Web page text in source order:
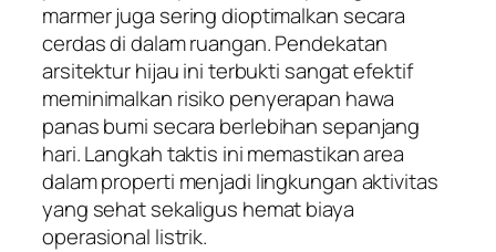
marmer juga sering dioptimalkan secara
cerdas di dalam ruangan. Pendekatan
arsitektur hijau ini terbukti sangat efektif
meminimalkan risiko penyerapan hawa
panas bumi secara berlebihan sepanjang
hari. Langkah taktis ini memastikan area
dalam properti menjadi lingkungan aktivitas
yang sehat sekaligus hemat biaya
operasional listrik.